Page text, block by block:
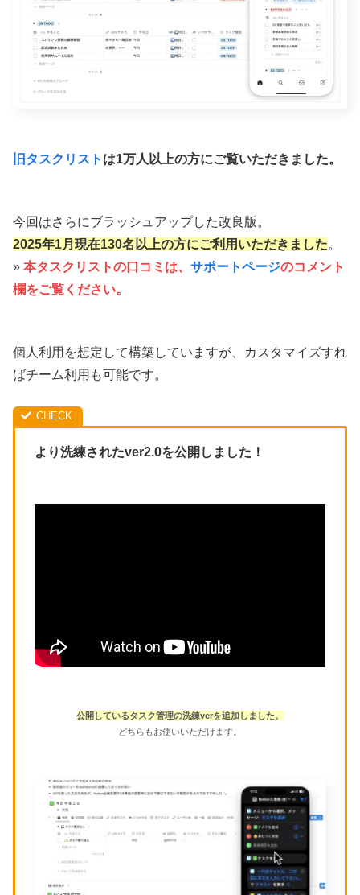
旧タスクリスト は1万人以上の方にご覧いただきました。
今回はさらにブラッシュアップした改良版。
2025年1月現在130名以上の方にご利用いただきました。
» 本タスクリストの口コミは、 サポートページのコメント
欄をご覧ください。
個人利用を想定して構築していますが、カスタマイズすれ
ばチーム利用も可能です。
より洗練されたver2.0を公開しました！
公開しているタスク管理の洗練verを追加しました。
どちらもお使いいただけます。